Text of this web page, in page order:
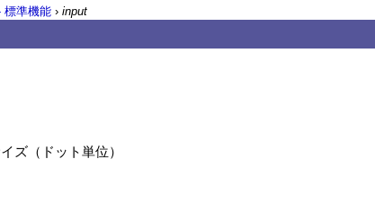
標準機能 › input
ズ（ドット単位）